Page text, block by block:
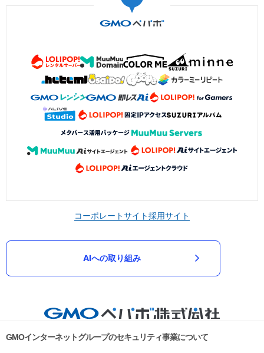
コーポレートサイト採用サイト
AIへの取り組み
GMOインターネットグループのセキュリティ事業について